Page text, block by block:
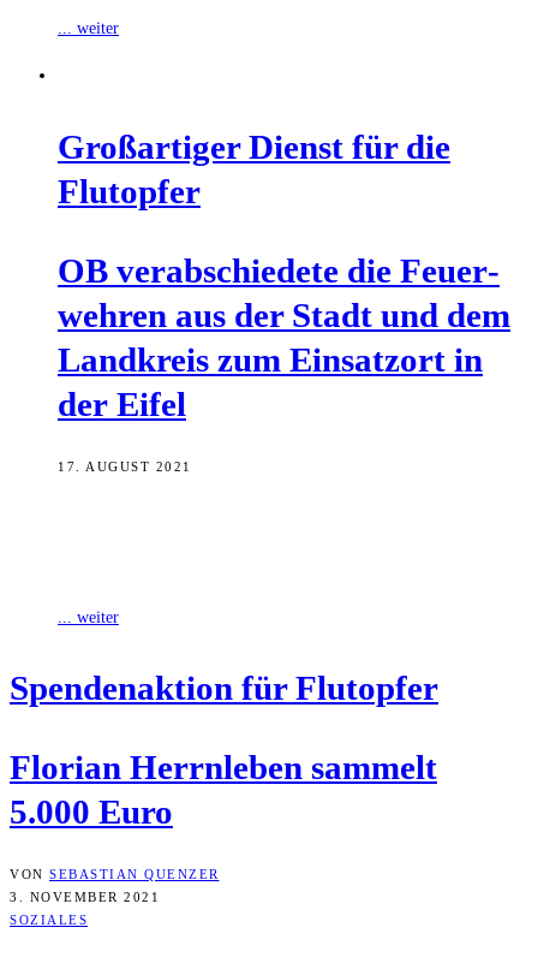
... weiter
Groß­ar­ti­ger Dienst für die
Flutopfer
OB ver­ab­schie­de­te die Feu­er­
weh­ren aus der Stadt und dem
Land­kreis zum Ein­satz­ort in
der Eifel
17. AUGUST 2021
... weiter
Spen­den­ak­ti­on für Flutopfer
Flo­ri­an Herrn­le­ben sam­melt
5.000 Euro
VON SEBASTIAN QUENZER
3. NOVEMBER 2021
SOZIALES